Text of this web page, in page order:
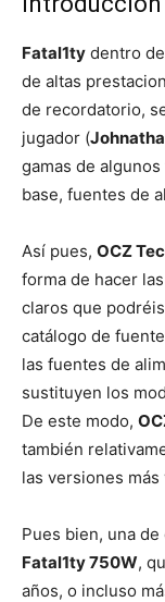
Fatal1ty dentro
de altas
de recordatorio,
jugador (
gamas de
base, fuentes de
Así pues, OCZ
forma de hacer
claros que
catálogo de
las fuentes de
sustituyen los
De este modo,
también
las versiones más
Pues bien, una
Fatal1ty 750W,
años, o incluso